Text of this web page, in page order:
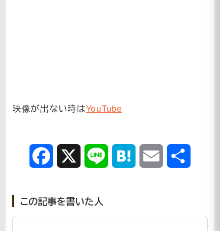
映像が出ない時はYouTube
Facebook Line Hatena Email
この記事を書いた人